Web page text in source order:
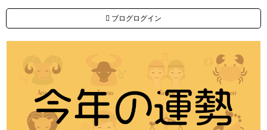
ブログログイン